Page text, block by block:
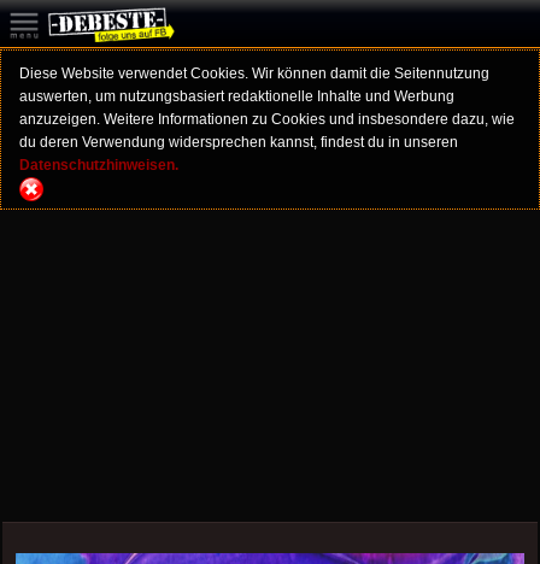
Diese Website verwendet Cookies. Wir können damit die Seitennutzung
auswerten, um nutzungsbasiert redaktionelle Inhalte und Werbung
anzuzeigen. Weitere Informationen zu Cookies und insbesondere dazu, wie
du deren Verwendung widersprechen kannst, findest du in unseren
Datenschutzhinweisen.